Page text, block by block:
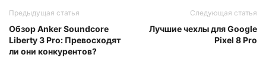
Предыдущая статья
Обзор Anker Soundcore
Liberty 3 Pro: Превосходят
ли они конкурентов?
Следующая статья
Лучшие чехлы для Google
Pixel 8 Pro